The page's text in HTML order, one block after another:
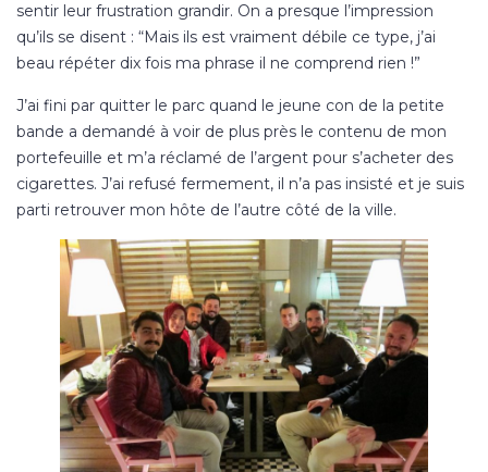
sentir leur frustration grandir. On a presque l’impression
qu’ils se disent : “Mais ils est vraiment débile ce type, j’ai
beau répéter dix fois ma phrase il ne comprend rien !”
J’ai fini par quitter le parc quand le jeune con de la petite
bande a demandé à voir de plus près le contenu de mon
portefeuille et m’a réclamé de l’argent pour s’acheter des
cigarettes. J’ai refusé fermement, il n’a pas insisté et je suis
parti retrouver mon hôte de l’autre côté de la ville.